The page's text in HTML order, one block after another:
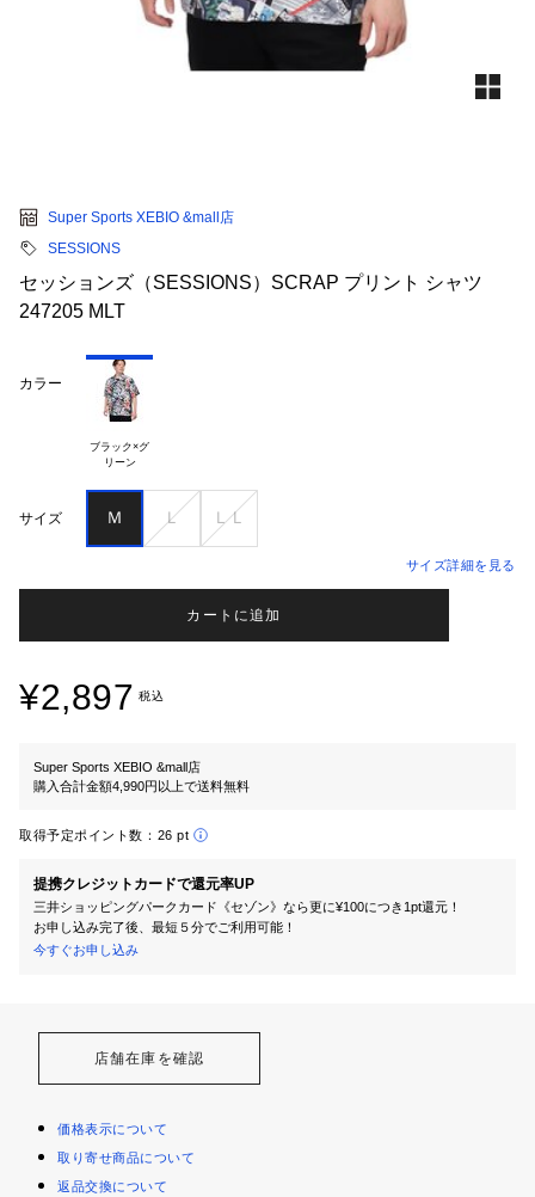
Super Sports XEBIO &mall店
SESSIONS
セッションズ（SESSIONS）SCRAP プリント シャツ
247205 MLT
カラー
ブラック×グ
サイズ Ｍ Ｌ ＬＬ
サイズ詳細を見る
カートに追加
¥2,897 税込
Super Sports XEBIO &mall店
購入合計金額4,990円以上で送料無料
取得予定ポイント数： 26 pt
提携クレジットカードで還元率UP
三井ショッピングパークカード《セゾン》なら更に¥100につき1pt還元！
お申し込み完了後、最短５分でご利用可能！
今すぐお申し込み
店舗在庫を確認
価格表示について
取り寄せ商品について
返品交換について